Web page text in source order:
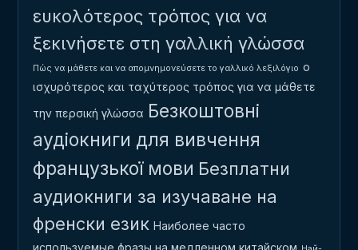
ευκολότερος τρόπος για να
ξεκινήσετε στη γαλλική γλώσσα
Πώς να μάθετε και να απομνημονεύσετε το γαλλικό λεξιλόγιο ο
ισχυρότερος και ταχύτερος τρόπος για να μάθετε
την περσική γλώσσα Безкоштовні
аудіокниги для вивчення
французької мови Безплатни
аудиокниги за изучаване на
френски език Наиболее часто
используемые фразы на медленном китайском